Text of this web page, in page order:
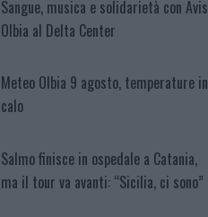
Sangue, musica e solidarietà con Avis
Olbia al Delta Center
Meteo Olbia 9 agosto, temperature in
calo
Salmo finisce in ospedale a Catania,
ma il tour va avanti: “Sicilia, ci sono”